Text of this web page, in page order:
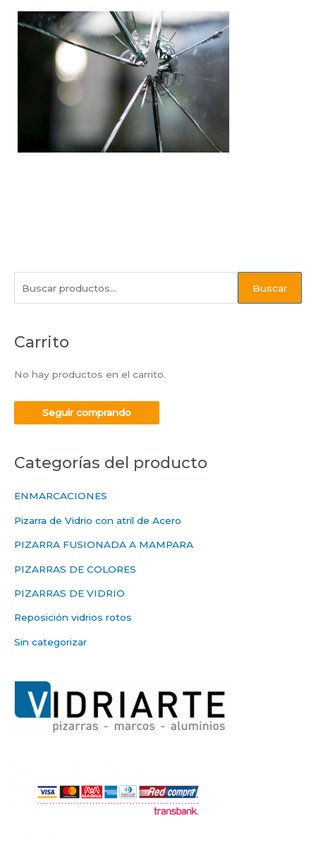
c
r
Buscar
Carrito
No hay productos en el carrito.
Seguir comprando
Categorías del producto
ENMARCACIONES
Pizarra de Vidrio con atril de Acero
PIZARRA FUSIONADA A MAMPARA
PIZARRAS DE COLORES
PIZARRAS DE VIDRIO
Reposición vidrios rotos
Sin categorizar